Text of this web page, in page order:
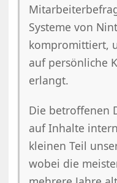
Systeme von
kompromittiert,
auf persönliche
erlangt.
Die betroffenen
auf Inhalte
kleinen Teil
wobei die